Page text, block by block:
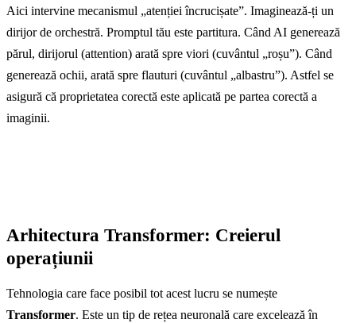
Aici intervine mecanismul „atenției încrucișate”. Imaginează-ți un
dirijor de orchestră. Promptul tău este partitura. Când AI generează
părul, dirijorul (attention) arată spre viori (cuvântul „roșu”). Când
generează ochii, arată spre flauturi (cuvântul „albastru”). Astfel se
asigură că proprietatea corectă este aplicată pe partea corectă a
imaginii.
Arhitectura Transformer: Creierul
operațiunii
Tehnologia care face posibil tot acest lucru se numește
Transformer. Este un tip de rețea neuronală care excelează în